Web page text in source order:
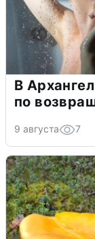
В
по
9 августа 7